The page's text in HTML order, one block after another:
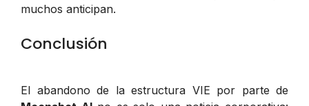
muchos anticipan.
Conclusión
El abandono de la estructura VIE por parte de